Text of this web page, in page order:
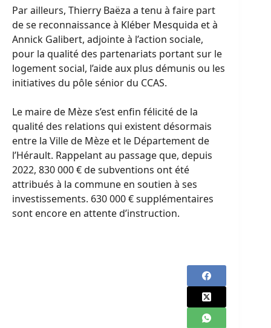
Par ailleurs, Thierry Baëza a tenu à faire part
de se reconnaissance à Kléber Mesquida et à
Annick Galibert, adjointe à l’action sociale,
pour la qualité des partenariats portant sur le
logement social, l’aide aux plus démunis ou les
initiatives du pôle sénior du CCAS.
Le maire de Mèze s’est enfin félicité de la
qualité des relations qui existent désormais
entre la Ville de Mèze et le Département de
l’Hérault. Rappelant au passage que, depuis
2022, 830 000 € de subventions ont été
attribués à la commune en soutien à ses
investissements. 630 000 € supplémentaires
sont encore en attente d’instruction.